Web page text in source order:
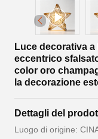
Luce decorativa
eccentrico
color oro
la decorazione
Dettagli del
Luogo di origine: